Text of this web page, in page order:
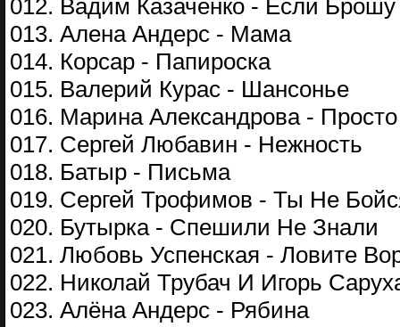
012. Вадим Казаченко - Если
013. Алена Андерс - Мама
014. Корсар - Папироска
015. Валерий Курас - Шансонье
016. Марина Александрова - Просто
017. Сергей Любавин - Нежность
018. Батыр - Письма
019. Сергей Трофимов - Ты Не
020. Бутырка - Спешили Не Знали
021. Любовь Успенская - Ловите
022. Николай Трубач И Игорь
023. Алёна Андерс - Рябина